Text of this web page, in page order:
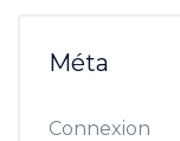
Méta
Connexion